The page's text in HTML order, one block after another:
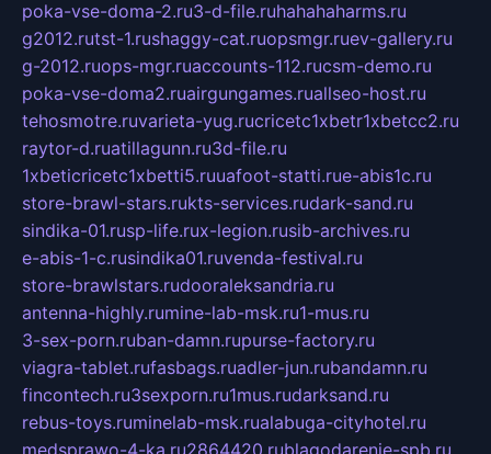
poka-vse-doma-2.ru3-d-file.ruhahahaharms.ru
g2012.rutst-1.rushaggy-cat.ruopsmgr.ruev-gallery.ru
g-2012.ruops-mgr.ruaccounts-112.rucsm-demo.ru
poka-vse-doma2.ruairgungames.ruallseo-host.ru
tehosmotre.ruvarieta-yug.rucricetc1xbetr1xbetcc2.ru
raytor-d.ruatillagunn.ru3d-file.ru
1xbeticricetc1xbetti5.ruuafoot-statti.rue-abis1c.ru
store-brawl-stars.rukts-services.rudark-sand.ru
sindika-01.rusp-life.rux-legion.rusib-archives.ru
e-abis-1-c.rusindika01.ruvenda-festival.ru
store-brawlstars.rudooraleksandria.ru
antenna-highly.rumine-lab-msk.ru1-mus.ru
3-sex-porn.ruban-damn.rupurse-factory.ru
viagra-tablet.rufasbags.ruadler-jun.rubandamn.ru
fincontech.ru3sexporn.ru1mus.rudarksand.ru
rebus-toys.ruminelab-msk.rualabuga-cityhotel.ru
medsprawo-4-ka.ru2864420.rublagodarenie-spb.ru